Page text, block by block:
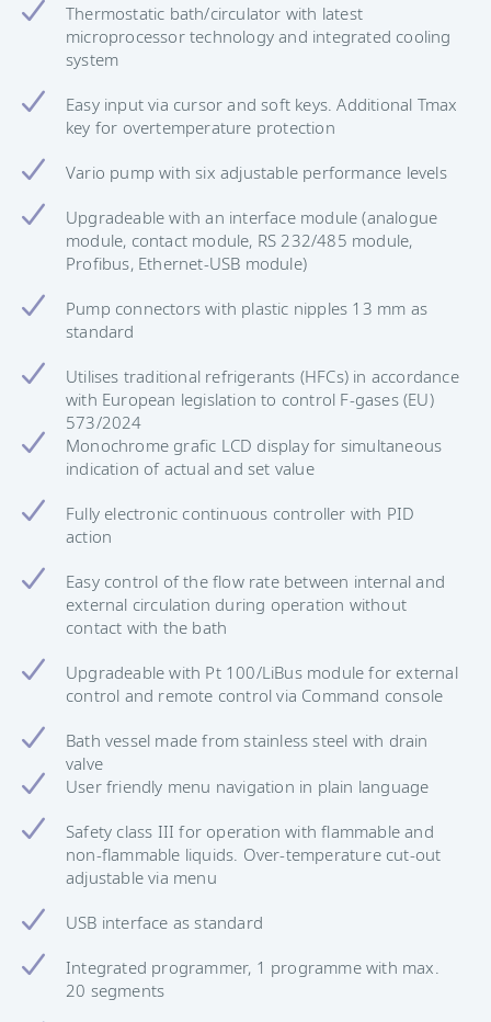
Thermostatic bath/circulator with latest
microprocessor technology and integrated cooling
system
Easy input via cursor and soft keys. Additional Tmax
key for overtemperature protection
Vario pump with six adjustable performance levels
Upgradeable with an interface module (analogue
module, contact module, RS 232/485 module,
Profibus, Ethernet-USB module)
Pump connectors with plastic nipples 13 mm as
standard
Utilises traditional refrigerants (HFCs) in accordance
with European legislation to control F-gases (EU)
573/2024
Monochrome grafic LCD display for simultaneous
indication of actual and set value
Fully electronic continuous controller with PID
action
Easy control of the flow rate between internal and
external circulation during operation without
contact with the bath
Upgradeable with Pt 100/LiBus module for external
control and remote control via Command console
Bath vessel made from stainless steel with drain
valve
User friendly menu navigation in plain language
Safety class III for operation with flammable and
non-flammable liquids. Over-temperature cut-out
adjustable via menu
USB interface as standard
Integrated programmer, 1 programme with max.
20 segments